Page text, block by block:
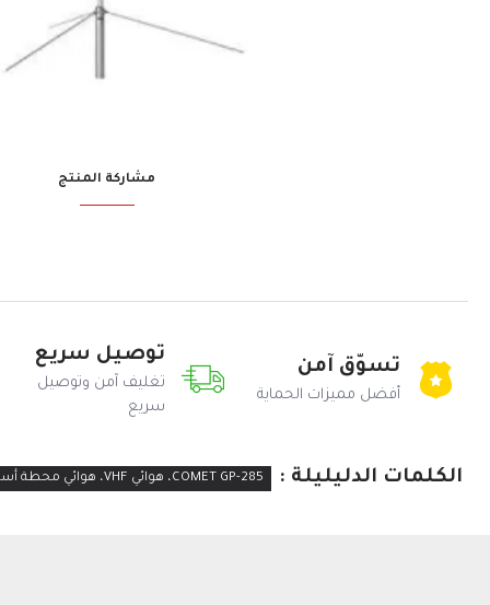
مشاركة المنتج
تسوّق آمن
أفضل مميزات الحماية
توصيل سريع
تغليف آمن وتوصيل
سريع
الكلمات الدليليلة : COMET GP-285، هوائي VHF، هوائي محطة أساسية، 138-174 ميجاهرتز، هوائي عالي الكسب، لاسلكي للهواة، اتصالات الطوارئ، لاسلكي تجاري، هوائي من الألياف الزجاجية، مقاوم للعوامل الجوية